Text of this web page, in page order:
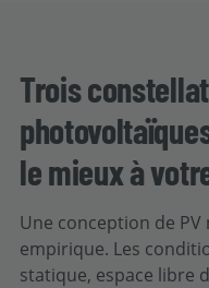
Trois
le mieux à
Une conception de
empirique. Les
statique, espace libre